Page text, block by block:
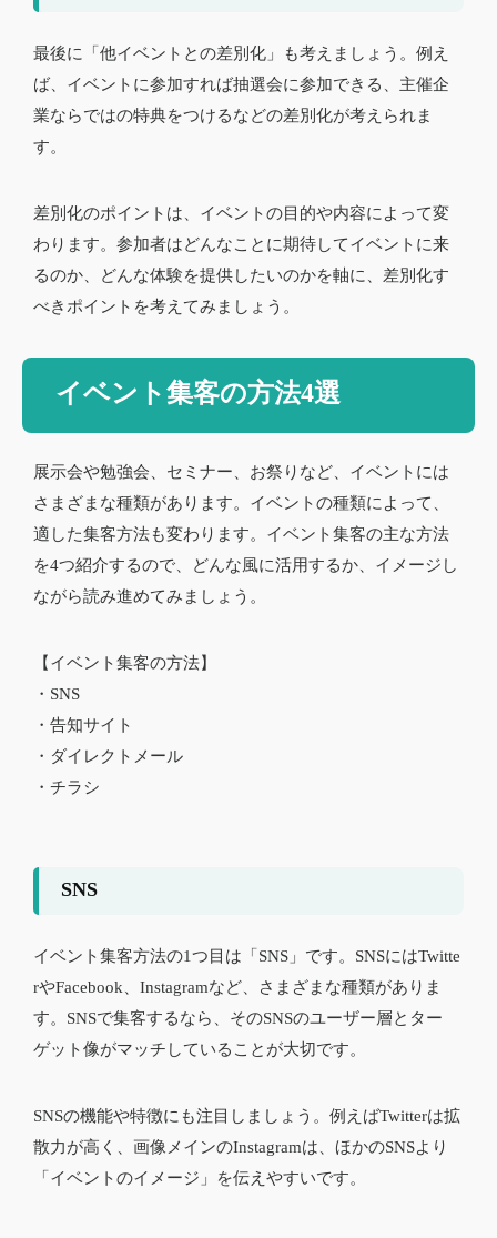
最後に「他イベントとの差別化」も考えましょう。例え
ば、イベントに参加すれば抽選会に参加できる、主催企
業ならではの特典をつけるなどの差別化が考えられま
す。
差別化のポイントは、イベントの目的や内容によって変
わります。参加者はどんなことに期待してイベントに来
るのか、どんな体験を提供したいのかを軸に、差別化す
べきポイントを考えてみましょう。
イベント集客の方法4選
展示会や勉強会、セミナー、お祭りなど、イベントには
さまざまな種類があります。イベントの種類によって、
適した集客方法も変わります。イベント集客の主な方法
を4つ紹介するので、どんな風に活用するか、イメージし
ながら読み進めてみましょう。
【イベント集客の方法】
・SNS
・告知サイト
・ダイレクトメール
・チラシ
SNS
イベント集客方法の1つ目は「SNS」です。SNSにはTwitte
rやFacebook、Instagramなど、さまざまな種類がありま
す。SNSで集客するなら、そのSNSのユーザー層とター
ゲット像がマッチしていることが大切です。
SNSの機能や特徴にも注目しましょう。例えばTwitterは拡
散力が高く、画像メインのInstagramは、ほかのSNSより
「イベントのイメージ」を伝えやすいです。